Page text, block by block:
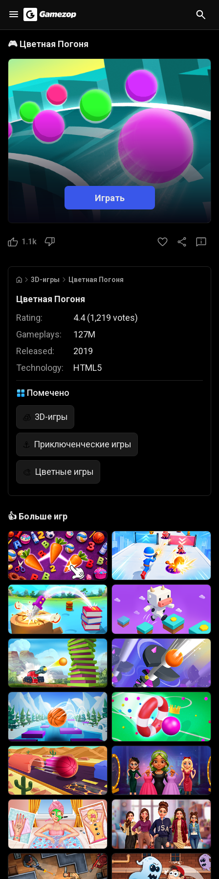
🎮 Цветная Погоня
Играть
1.1k
3D-игры Цветная Погоня
Цветная Погоня
Rating:
Gameplays:
Released:
Technology:
4.4 (1,219 votes)
127M
2019
HTML5
Помечено
🧊 3D-игры
⚓ Приключенческие игры
🎨 Цветные игры
👍 Больше игр